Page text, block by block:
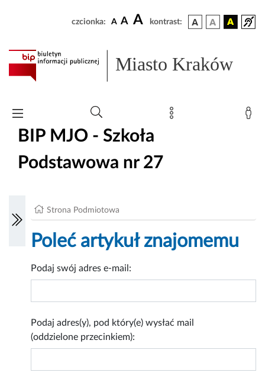
czcionka: A A A kontrast:
Miasto Kraków
BIP MJO - Szkoła
Podstawowa nr 27
Strona Podmiotowa
Poleć artykuł znajomemu
Podaj swój adres e-mail:
Podaj adres(y), pod który(e) wysłać mail
(oddzielone przecinkiem):